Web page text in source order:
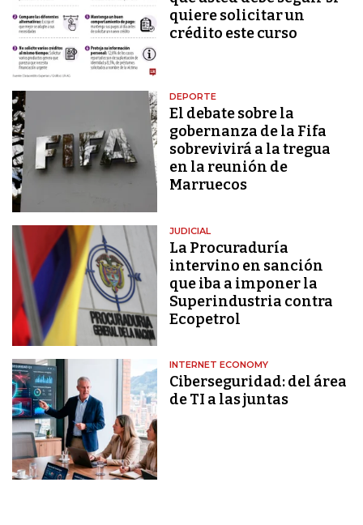
quiere solicitar un
crédito este curso
DEPORTE
El debate sobre la
gobernanza de la Fifa
sobrevivirá a la tregua
en la reunión de
Marruecos
JUDICIAL
La Procuraduría
intervino en sanción
que iba a imponer la
Superindustria contra
Ecopetrol
INTERNET ECONOMY
Ciberseguridad: del área
de TI a las juntas